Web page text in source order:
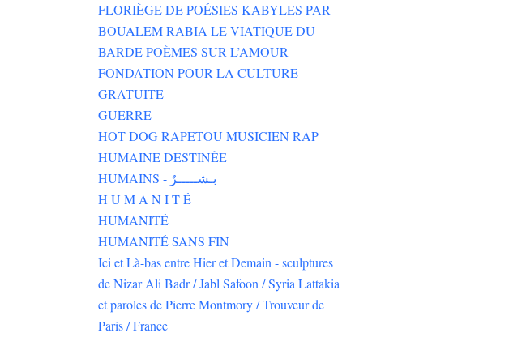
FLORIÈGE DE POÉSIES KABYLES PAR
BOUALEM RABIA LE VIATIQUE DU
BARDE POÈMES SUR L’AMOUR
FONDATION POUR LA CULTURE
GRATUITE
GUERRE
HOT DOG RAPETOU MUSICIEN RAP
HUMAINE DESTINÉE
HUMAINS - بـشـــــرٌ
H U M A N I T É
HUMANITÉ
HUMANITÉ SANS FIN
Ici et Là-bas entre Hier et Demain - sculptures
de Nizar Ali Badr / Jabl Safoon / Syria Lattakia
et paroles de Pierre Montmory / Trouveur de
Paris / France